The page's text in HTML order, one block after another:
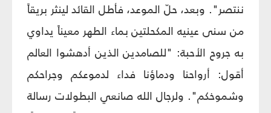
ننتصر". وبعد، حلّ الموعد، فأطل القائد لينثر بريقاً
من سنى عينيه المكحلتين بماء الطهر معيناً يداوي
به جروح الأحبة: "للصامدين الذين أدهشوا العالم
أقول: أرواحنا ودماؤنا فداء لدموعكم وجراحكم
وشموخكم". ولرجال الله صانعي البطولات رسالة